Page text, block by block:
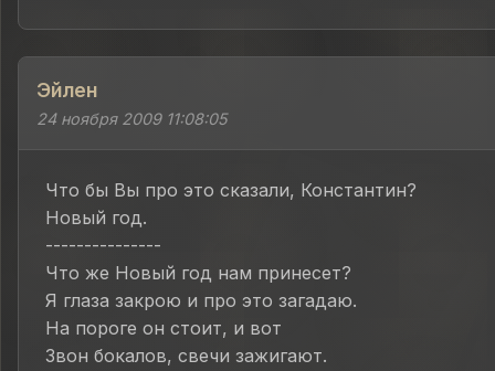
Эйлен
24 ноября 2009 11:08:05
Что бы Вы про это сказали, Константин?
Новый год.
---------------
Что же Новый год нам принесет?
Я глаза закрою и про это загадаю.
На пороге он стоит, и вот
Звон бокалов, свечи зажигают.